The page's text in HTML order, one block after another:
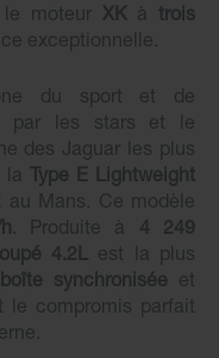
moteur XK à trois
exceptionnelle.
du sport et de
par les stars et le
des Jaguar les plus
, la Type E Lightweight
au Mans. Ce modèle
. Produite à 4 249
4.2Lest la plus
boîte synchronisée et
le compromis parfait